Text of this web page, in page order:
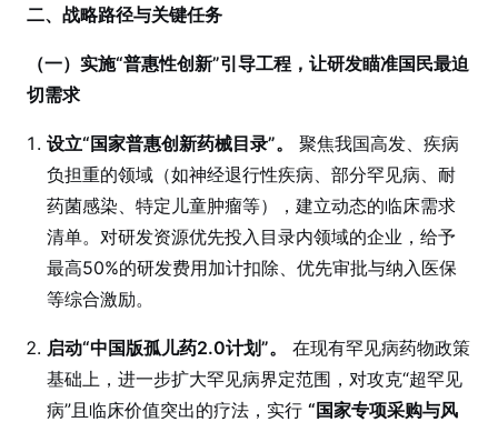
二、战略路径与关键任务
（一）实施“普惠性创新”引导工程，让研发瞄准国民最迫
切需求
设立“国家普惠创新药械目录”。
聚焦我国高发、疾病
负担重的领域（如神经退行性疾病、部分罕见病、耐
药菌感染、特定儿童肿瘤等），建立动态的临床需求
清单。对研发资源优先投入目录内领域的企业，给予
最高50%的研发费用加计扣除、优先审批与纳入医保
等综合激励。
启动“中国版孤儿药2.0计划”。
在现有罕见病药物政策
基础上，进一步扩大罕见病界定范围，对攻克“超罕见
病”且临床价值突出的疗法，实行 “国家专项采购与风